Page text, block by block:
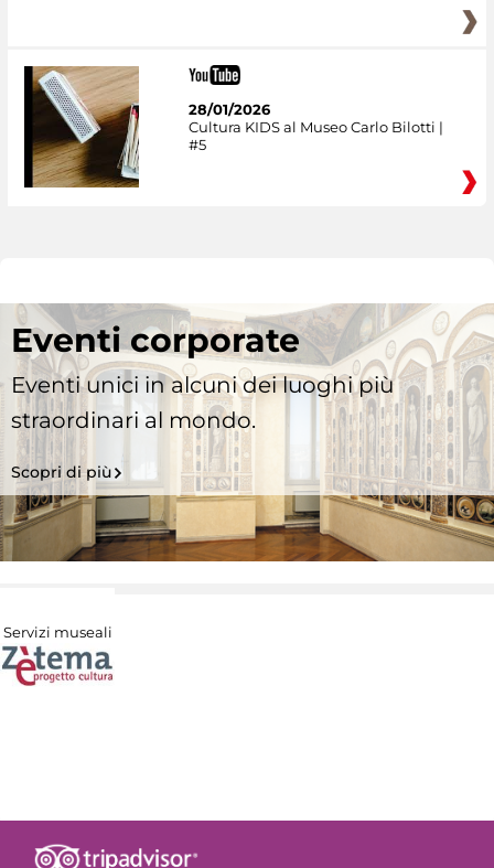
28/01/2026
Cultura KIDS al Museo Carlo Bilotti |
#5
Eventi corporate
Eventi unici in alcuni dei luoghi più
straordinari al mondo.
Scopri di più
Servizi museali